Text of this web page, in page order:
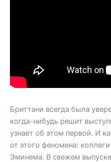
Бриттани всегда была
когда-нибудь решит
узнает об этом первой. И
от этого феномена:
Эминема. В свежем